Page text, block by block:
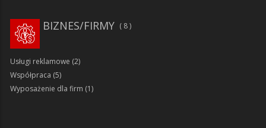
8
BIZNES/FIRMY
Usługi reklamowe (2)
Współpraca (5)
Wyposażenie dla firm (1)